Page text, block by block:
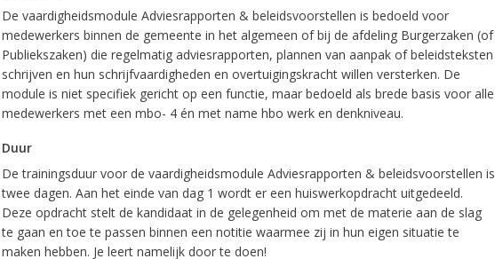
De vaardigheidsmodule Adviesrapporten & beleidsvoorstellen is bedoeld voor
medewerkers binnen de gemeente in het algemeen of bij de afdeling Burgerzaken (of
Publiekszaken) die regelmatig adviesrapporten, plannen van aanpak of beleidsteksten
schrijven en hun schrijfvaardigheden en overtuigingskracht willen versterken. De
module is niet specifiek gericht op een functie, maar bedoeld als brede basis voor alle
medewerkers met een mbo- 4 én met name hbo werk en denkniveau.
Duur
De trainingsduur voor de vaardigheidsmodule Adviesrapporten & beleidsvoorstellen is
twee dagen. Aan het einde van dag 1 wordt er een huiswerkopdracht uitgedeeld.
Deze opdracht stelt de kandidaat in de gelegenheid om met de materie aan de slag
te gaan en toe te passen binnen een notitie waarmee zij in hun eigen situatie te
maken hebben. Je leert namelijk door te doen!